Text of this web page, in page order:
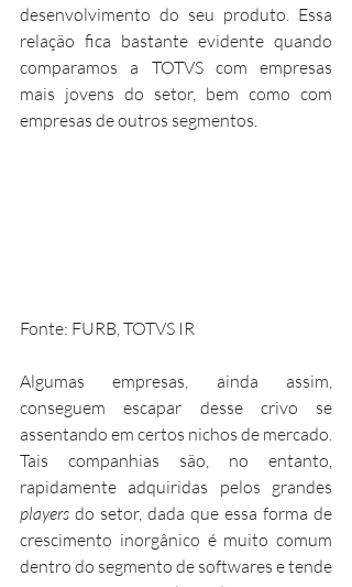
desenvolvimento do seu produto. Essa
relação fica bastante evidente quando
comparamos a TOTVS com empresas
mais jovens do setor, bem como com
empresas de outros segmentos.
Fonte: FURB, TOTVS IR
Algumas empresas, ainda assim,
conseguem escapar desse crivo se
assentando em certos nichos de mercado.
Tais companhias são, no entanto,
players do setor, dada que essa forma de
crescimento inorgânico é muito comum
dentro do segmento de softwares e tende